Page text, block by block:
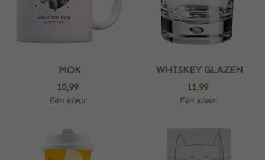
MOK
10,99
Eén kleur
WHISKEY GLAZEN
11,99
Eén kleur